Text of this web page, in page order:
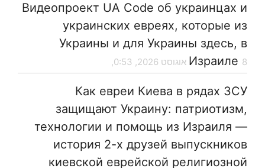
Видеопроект UA Code об украинцах и
украинских евреях, которые из
Украины и для Украины здесь, в
Израиле 8 אוגוסט 2026, 0:53,
Как евреи Киева в рядах ЗСУ
защищают Украину: патриотизм,
технологии и помощь из Израиля —
история 2-х друзей выпускников
киевской еврейской религиозной